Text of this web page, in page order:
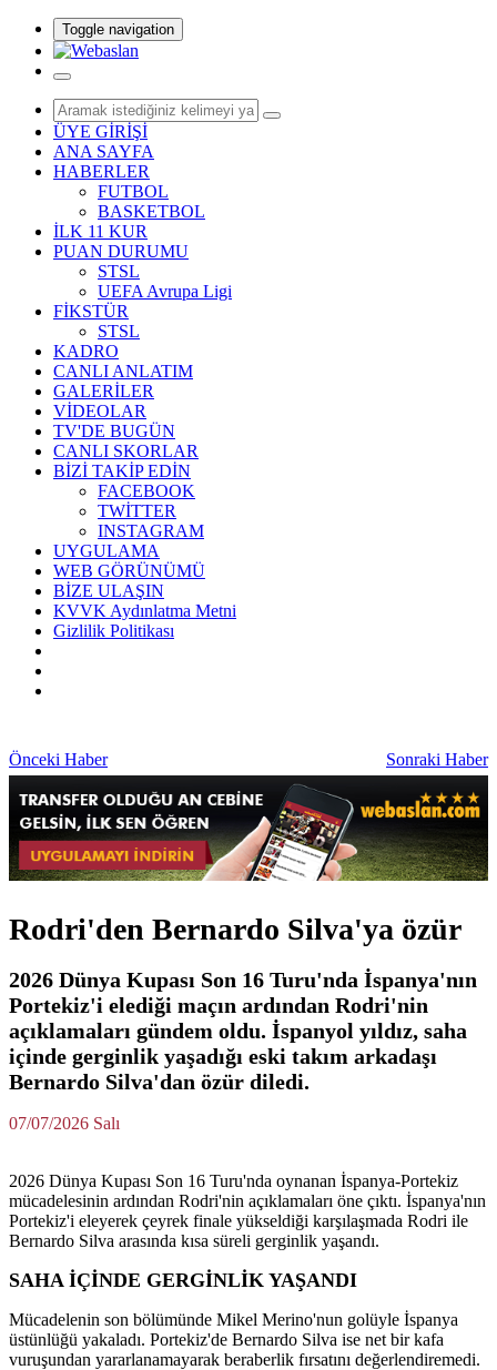
Toggle navigation
ÜYE GİRİŞİ
ANA SAYFA
HABERLER
FUTBOL
BASKETBOL
İLK 11 KUR
PUAN DURUMU
STSL
UEFA Avrupa Ligi
FİKSTÜR
STSL
KADRO
CANLI ANLATIM
GALERİLER
VİDEOLAR
TV'DE BUGÜN
CANLI SKORLAR
BİZİ TAKİP EDİN
FACEBOOK
TWİTTER
INSTAGRAM
UYGULAMA
WEB GÖRÜNÜMÜ
BİZE ULAŞIN
KVVK Aydınlatma Metni
Gizlilik Politikası
Önceki Haber Sonraki Haber
Rodri'den Bernardo Silva'ya özür
2026 Dünya Kupası Son 16 Turu'nda İspanya'nın
Portekiz'i elediği maçın ardından Rodri'nin
açıklamaları gündem oldu. İspanyol yıldız, saha
içinde gerginlik yaşadığı eski takım arkadaşı
Bernardo Silva'dan özür diledi.
07/07/2026 Salı
2026 Dünya Kupası Son 16 Turu'nda oynanan İspanya-Portekiz
mücadelesinin ardından Rodri'nin açıklamaları öne çıktı. İspanya'nın
Portekiz'i eleyerek çeyrek finale yükseldiği karşılaşmada Rodri ile
Bernardo Silva arasında kısa süreli gerginlik yaşandı.
SAHA İÇİNDE GERGİNLİK YAŞANDI
Mücadelenin son bölümünde Mikel Merino'nun golüyle İspanya
üstünlüğü yakaladı. Portekiz'de Bernardo Silva ise net bir kafa
vuruşundan yararlanamayarak beraberlik fırsatını değerlendiremedi.